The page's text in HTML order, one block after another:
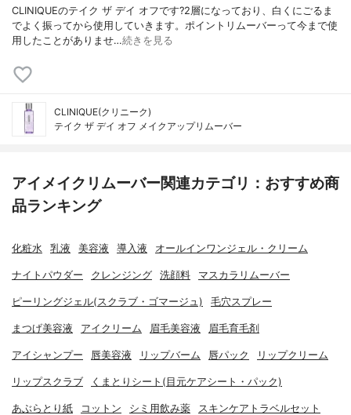
CLINIQUEのテイク ザ デイ オフです?2層になっており、白くにごるま
でよく振ってから使用していきます。ポイントリムーバーって今まで使
用したことがありませ…続きを見る
CLINIQUE(クリニーク)
テイク ザ デイ オフ メイクアップリムーバー
アイメイクリムーバー関連カテゴリ：おすすめ商
品ランキング
化粧水 乳液 美容液 導入液 オールインワンジェル・クリーム
ナイトパウダー クレンジング 洗顔料 マスカラリムーバー
ピーリングジェル(スクラブ・ゴマージュ) 毛穴スプレー
まつげ美容液 アイクリーム 眉毛美容液 眉毛育毛剤
アイシャンプー 唇美容液 リップバーム 唇パック リップクリーム
リップスクラブ くまとりシート(目元ケアシート・パック)
あぶらとり紙 コットン シミ用飲み薬 スキンケアトラベルセット